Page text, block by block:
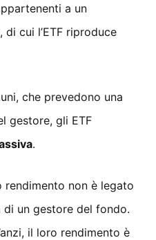
a un
, di cui l’ETF riproduce
che prevedono una
gestore, gli ETF
.
non è legato
di un gestore del fondo.
il loro rendimento è